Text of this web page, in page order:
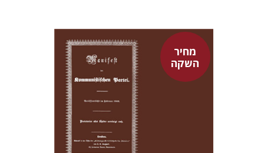
מחיר
השקהפיני איפרגן